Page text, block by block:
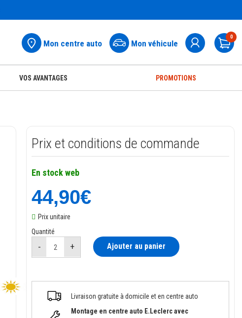
Mon centre auto Mon véhicule
0
VOS AVANTAGES PROMOTIONS
Prix et conditions de commande
En stock web
44,90€
Prix unitaire
Quantité
Ajouter au panier
Livraison gratuite à domicile et en centre auto
Montage en centre auto E.Leclerc avec